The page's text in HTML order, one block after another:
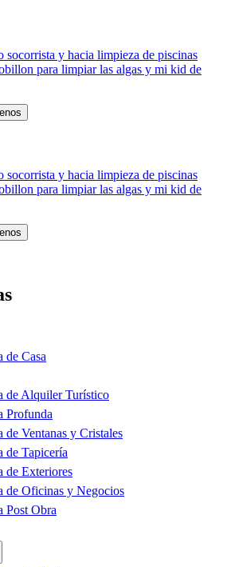
socorrista y hacia limpieza de piscinas
para limpiar las algas y mi kid de
socorrista y hacia limpieza de piscinas
para limpiar las algas y mi kid de
de Casa
de Alquiler Turístico
Profunda
de Ventanas y Cristales
de Tapicería
de Exteriores
de Oficinas y Negocios
Post Obra